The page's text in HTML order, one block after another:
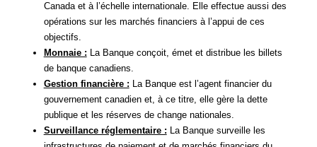
Canada et à l’échelle internationale. Elle effectue aussi des
opérations sur les marchés financiers à l’appui de ces
objectifs.
Monnaie : La Banque conçoit, émet et distribue les billets
de banque canadiens.
Gestion financière : La Banque est l’agent financier du
gouvernement canadien et, à ce titre, elle gère la dette
publique et les réserves de change nationales.
Surveillance réglementaire : La Banque surveille les